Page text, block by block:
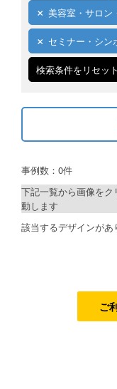
写真からイ
デザイン制作例
ご利用料金
ご利用の流
キャンセル
FAQ（よく
美容室・サロン
セミナー・シン
検索条件をリセット
制作プランで探
シルバ
事例数：0件
下記一覧から画像を
動します
該当するデザインがあ
ご